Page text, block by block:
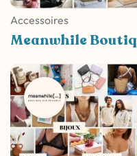
Accessoires
Meanwhile